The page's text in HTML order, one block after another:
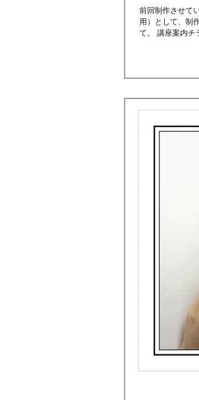
前回制作させてい
用）として、制作させていただきました。
て。 講座案